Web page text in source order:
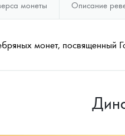
монет
металлов
монеты Описание
монет, посвященный